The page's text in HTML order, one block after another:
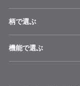
柄で選ぶ
機能で選ぶ